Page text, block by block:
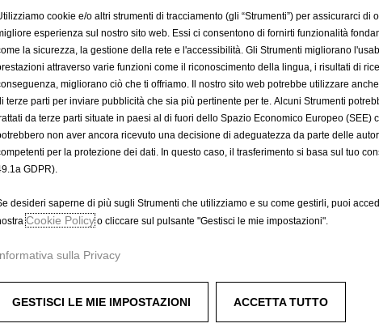
P
r
i
c
e
i
s
5
8
9
V
A
i
-
+
Q
u
a
n
t
i
y
u
t
Data di consegna prevista :17/
Compra ora, paga dopo
cookie e/o altri strumenti di tracciamento (gli “Strumenti”) per assicurarci di
esperienza sul nostro sito web. Essi ci consentono di fornirti funzionalità
la sicurezza, la gestione della rete e l'accessibilità. Gli Strumenti migliorano
attraverso varie funzioni come il riconoscimento della lingua, i risultati di
migliorano ciò che ti offriamo. Il nostro sito web potrebbe utilizzare
terze parti per inviare pubblicità che sia più pertinente per te. Alcuni Strumenti
da terze parti situate in paesi al di fuori dello Spazio Economico Europeo (SEE)
non aver ancora ricevuto una decisione di adeguatezza da parte delle
per la protezione dei dati. In questo caso, il trasferimento si basa sul tuo
GDPR).
desideri saperne di più sugli Strumenti che utilizziamo e su come gestirli, puoi
Cookie Policyo cliccare sul pulsante "Gestisci le mie impostazioni".
sulla Privacy
GESTISCI LE MIE IMPOSTAZIONI ACCETTA TUTTO